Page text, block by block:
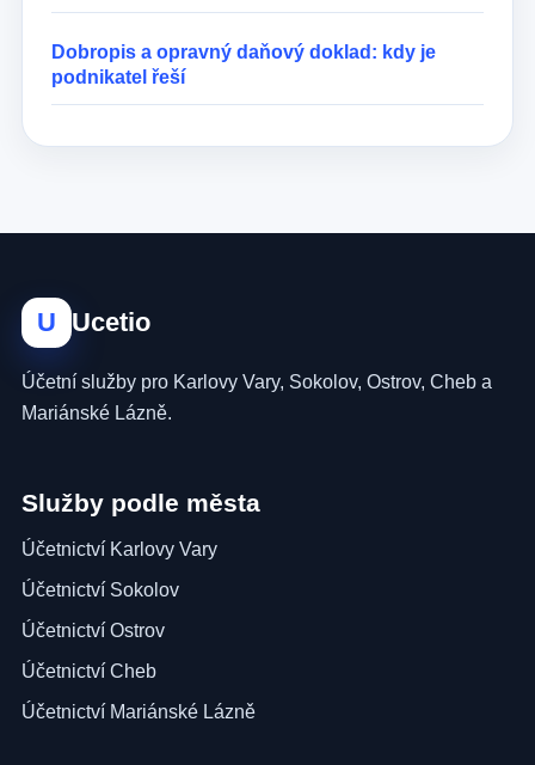
Dobropis a opravný daňový doklad: kdy je
podnikatel řeší
U Ucetio
Účetní služby pro Karlovy Vary, Sokolov, Ostrov, Cheb a
Mariánské Lázně.
Služby podle města
Účetnictví Karlovy Vary
Účetnictví Sokolov
Účetnictví Ostrov
Účetnictví Cheb
Účetnictví Mariánské Lázně